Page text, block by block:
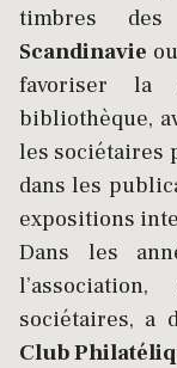
timbres
Scandinavie ou
favoriser la
bibliothèque,
les sociétaires
dans les
expositions
Dans les
sociétaires, a
Club